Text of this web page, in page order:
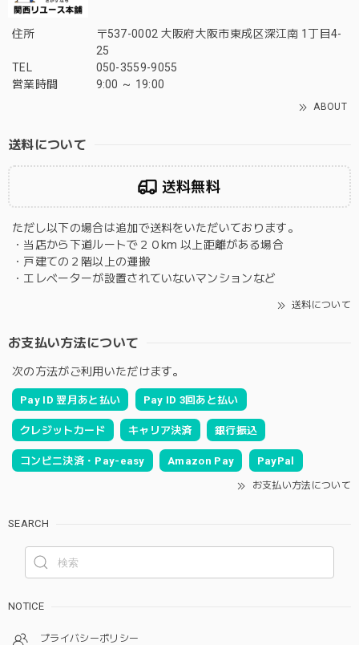
住所
〒537-0002 大阪府大阪市東成区深江南 1丁目4-
25
TEL
050-3559-9055
営業時間
9:00 ～ 19:00
ABOUT
送料について
送料無料
ただし以下の場合は追加で送料をいただいております。
・当店から下道ルートで２０km 以上距離がある場合
・戸建ての２階以上の運搬
・エレベーターが設置されていないマンションなど
送料について
お支払い方法について
次の方法がご利用いただけます。
Pay ID 翌月あと払い Pay ID 3回あと払い
クレジットカード キャリア決済 銀行振込
コンビニ決済・Pay-easy Amazon Pay PayPal
お支払い方法について
SEARCH
NOTICE
プライバシーポリシー